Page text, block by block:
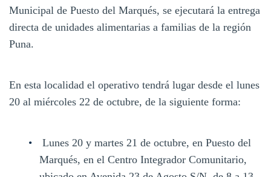
Municipal de Puesto del Marqués, se ejecutará la entrega
directa de unidades alimentarias a familias de la región
Puna.
En esta localidad el operativo tendrá lugar desde el lunes
20 al miércoles 22 de octubre, de la siguiente forma:
Lunes 20 y martes 21 de octubre, en Puesto del
Marqués, en el Centro Integrador Comunitario,